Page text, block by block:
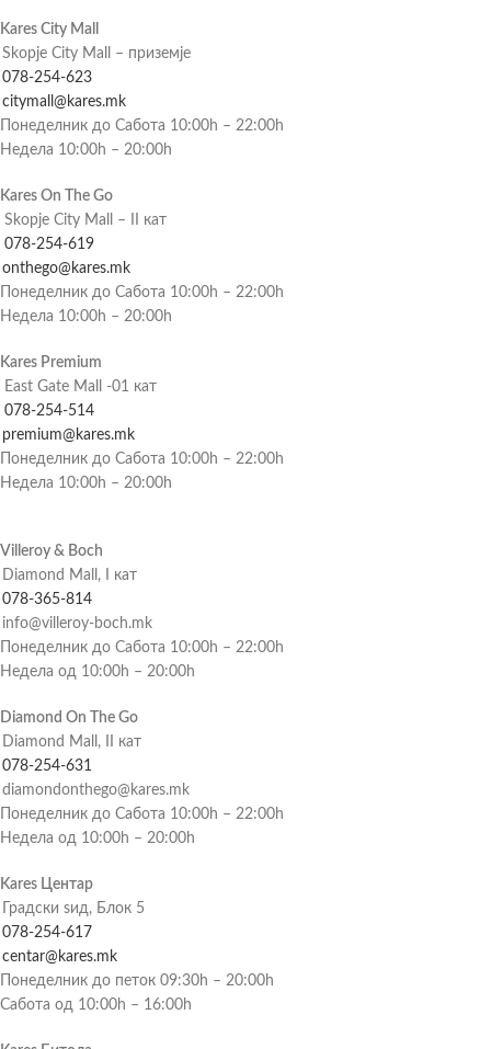
Kares City Mall
Skopje City Mall – приземје
078-254-623
citymall@kares.mk
Понеделник до Сабота 10:00h – 22:00h
Недела 10:00h – 20:00h
Kares On The Go
Skopje City Mall – II кат
078-254-619
onthego@kares.mk
Понеделник до Сабота 10:00h – 22:00h
Недела 10:00h – 20:00h
Kares Premium
East Gate Mall -01 кат
078-254-514
premium@kares.mk
Понеделник до Сабота 10:00h – 22:00h
Недела 10:00h – 20:00h
Villeroy & Boch
Diamond Mall, I кат
078-365-814
info@villeroy-boch.mk
Понеделник до Сабота 10:00h – 22:00h
Недела од 10:00h – 20:00h
Diamond On The Go
Diamond Mall, II кат
078-254-631
diamondonthego@kares.mk
Понеделник до Сабота 10:00h – 22:00h
Недела од 10:00h – 20:00h
Kares Центар
Градски ѕид, Блок 5
078-254-617
centar@kares.mk
Понеделник до петок 09:30h – 20:00h
Сабота од 10:00h – 16:00h